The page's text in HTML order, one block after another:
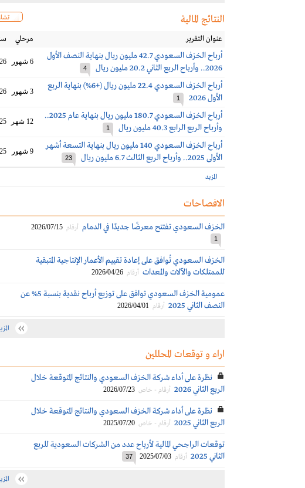
النتائج المالية
عنوان التقرير مرحلي
أرباح الخزف السعودي 42.7 مليون ريال بنهاية النصف الأول
2026.. وأرباح الربع الثاني 20.2 مليون ريال
4
6 شهور
أرباح الخزف السعودي 22.4 مليون ريال (+6%) بنهاية الربع
الأول 2026
1
3 شهور
أرباح الخزف السعودي 180.7 مليون ريال بنهاية عام 2025..
وأرباح الربع الرابع 40.3 مليون ريال
1
12 شهر
أرباح الخزف السعودي 140 مليون ريال بنهاية التسعة أشهر
الأولى 2025.. وأرباح الربع الثالث 6.7 مليون ريال
23
9 شهور
المزيد
الافصاحات
الخزف السعودي تفتتح معرضًا جديدًا في الدمام أرقام 2026/07/15
1
الخزف السعودي تُوافق على إعادة تقييم الأعمار الإنتاجية المتبقية
للممتلكات والآلات والمعدات أرقام 2026/04/26
عمومية الخزف السعودي توافق على توزيع أرباح نقدية بنسبة 5% عن
النصف الثاني 2025
أرقام 2026/04/01
اراء و توقعات المحللين
نظرة على أداء شركة الخزف السعودي والنتائج المتوقعة خلال
الربع الثاني 2026
أرقام - خاص 2026/07/23
نظرة على أداء شركة الخزف السعودي والنتائج المتوقعة خلال
الربع الثاني 2025
أرقام - خاص 2025/07/20
توقعات الراجحي المالية لأرباح عدد من الشركات السعودية للربع
الثاني 2025
أرقام 2025/07/03
37